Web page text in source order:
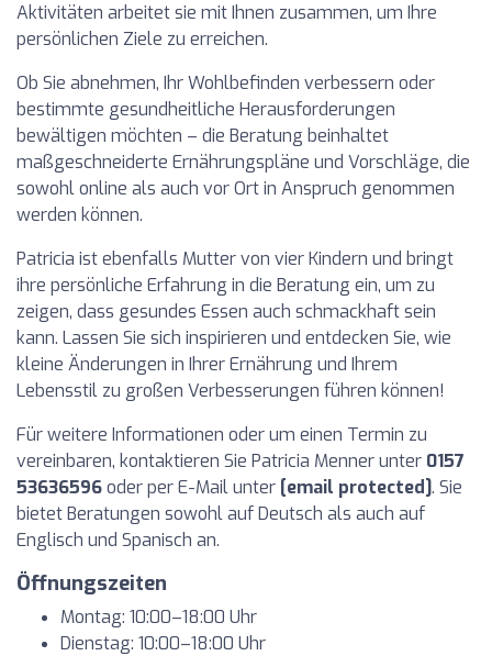
Aktivitäten arbeitet sie mit Ihnen zusammen, um Ihre
persönlichen Ziele zu erreichen.
Ob Sie abnehmen, Ihr Wohlbefinden verbessern oder
bestimmte gesundheitliche Herausforderungen
bewältigen möchten – die Beratung beinhaltet
maßgeschneiderte Ernährungspläne und Vorschläge, die
sowohl online als auch vor Ort in Anspruch genommen
werden können.
Patricia ist ebenfalls Mutter von vier Kindern und bringt
ihre persönliche Erfahrung in die Beratung ein, um zu
zeigen, dass gesundes Essen auch schmackhaft sein
kann. Lassen Sie sich inspirieren und entdecken Sie, wie
kleine Änderungen in Ihrer Ernährung und Ihrem
Lebensstil zu großen Verbesserungen führen können!
Für weitere Informationen oder um einen Termin zu
vereinbaren, kontaktieren Sie Patricia Menner unter 0157
53636596oder per E-Mail unter [email protected]. Sie
bietet Beratungen sowohl auf Deutsch als auch auf
Englisch und Spanisch an.
Öffnungszeiten
Montag: 10:00–18:00 Uhr
Dienstag: 10:00–18:00 Uhr